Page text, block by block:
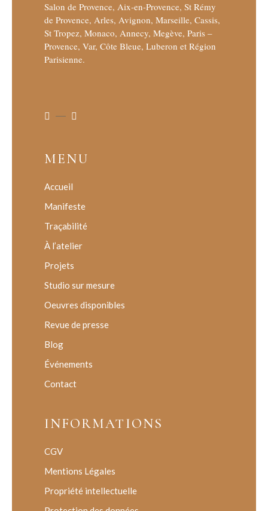
Salon de Provence, Aix-en-Provence, St Rémy
de Provence, Arles, Avignon, Marseille, Cassis,
St Tropez, Monaco, Annecy, Megève, Paris –
Provence, Var, Côte Bleue, Luberon et Région
Parisienne.
MENU
Accueil
Manifeste
Traçabilité
À l’atelier
Projets
Studio sur mesure
Oeuvres disponibles
Revue de presse
Blog
Événements
Contact
INFORMATIONS
CGV
Mentions Légales
Propriété intellectuelle